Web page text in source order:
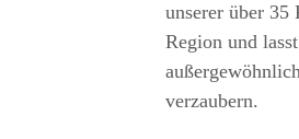
1.825,-
unserer über
Region und
verzaubern.